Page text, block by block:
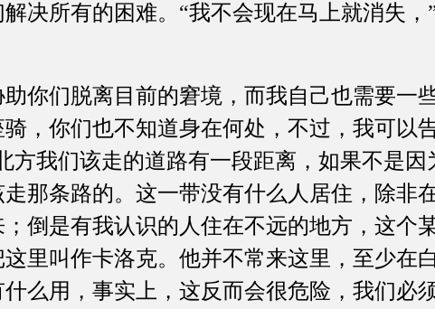
决所有的困难。“我不会现在马上就消失，
们脱离目前的窘境，而我自己也需要一
，你们也不知道身在何处，不过，我可以
方我们该走的道路有一段距离，如果不是因
那条路的。这一带没有什么人居住，除非
倒是有我认识的人住在不远的地方，这个
这里叫作卡洛克。他并不常来这里，至少在
么用，事实上，这反而会很危险，我们必